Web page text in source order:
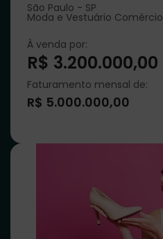
São Paulo - SP
Moda e Vestuário Comércio
À venda por:
R$ 3.200.000,00
Faturamento mensal de:
R$ 5.000.000,00